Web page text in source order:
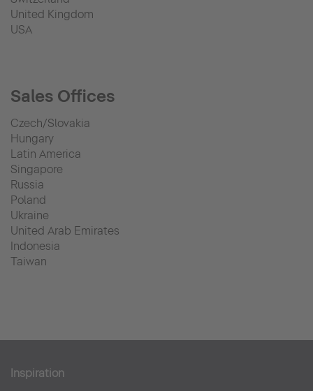
United Kingdom
USA
Sales Offices
Czech/Slovakia
Hungary
Latin America
Singapore
Russia
Poland
Ukraine
United Arab Emirates
Indonesia
Taiwan
Inspiration